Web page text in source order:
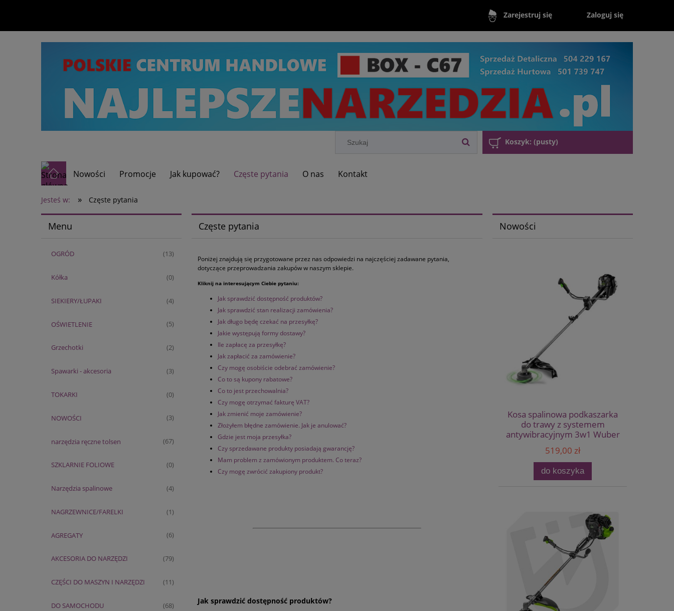
Zarejestruj się Zaloguj się
Koszyk: (pusty)
Nowości Promocje Jak kupować? Częste pytania O nas Kontakt
Jesteś w: » Częste pytania
Menu
OGRÓD (13)
Kółka (0)
SIEKIERY/ŁUPAKI (4)
OŚWIETLENIE (5)
Grzechotki (2)
Spawarki - akcesoria (3)
TOKARKI (0)
NOWOŚCI (3)
narzędzia ręczne tolsen (67)
SZKLARNIE FOLIOWE (0)
Narzędzia spalinowe (4)
NAGRZEWNICE/FARELKI (1)
AGREGATY (6)
AKCESORIA DO NARZĘDZI (79)
CZĘŚCI DO MASZYN I NARZĘDZI (11)
DO SAMOCHODU (68)
Częste pytania
Poniżej znajdują się przygotowane przez nas odpowiedzi na najczęściej zadawane pytania,
dotyczące przeprowadzania zakupów w naszym sklepie.
Kliknij na interesującym Ciebie pytaniu:
Jak sprawdzić dostępność produktów?
Jak sprawdzić stan realizacji zamówienia?
Jak długo będę czekać na przesyłkę?
Jakie występują formy dostawy?
Ile zapłacę za przesyłkę?
Jak zapłacić za zamówienie?
Czy mogę osobiście odebrać zamówienie?
Co to są kupony rabatowe?
Co to jest przechowalnia?
Czy mogę otrzymać fakturę VAT?
Jak zmienić moje zamówienie?
Złożyłem błędne zamówienie. Jak je anulować?
Gdzie jest moja przesyłka?
Czy sprzedawane produkty posiadają gwarancję?
Mam problem z zamówionym produktem. Co teraz?
Czy mogę zwrócić zakupiony produkt?
Jak sprawdzić dostępność produktów?
Nowości
Kosa spalinowa podkaszarka
do trawy z systemem
antywibracyjnym 3w1 Wuber
W21175
519,00 zł
do koszyka